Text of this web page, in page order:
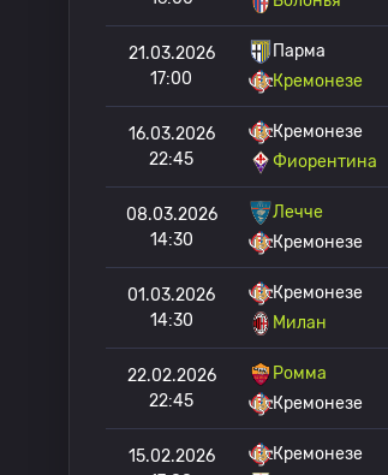
21.03.2026
17:00
Парма
Кремонезе
16.03.2026
22:45
Кремонезе
Фиорентина
08.03.2026
14:30
Лечче
Кремонезе
01.03.2026
14:30
Кремонезе
Милан
22.02.2026
22:45
Ромма
Кремонезе
15.02.2026
Кремонезе